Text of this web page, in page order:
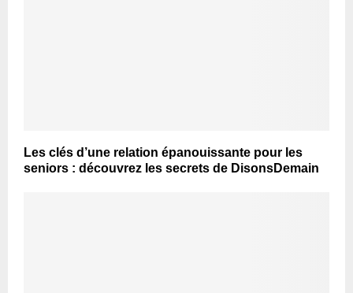
Les clés d’une relation épanouissante pour les
seniors : découvrez les secrets de DisonsDemain